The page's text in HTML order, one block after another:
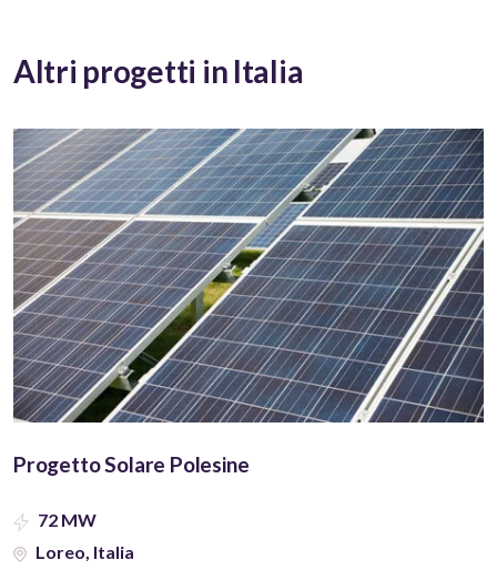
Altri progetti in Italia
Progetto Solare Polesine
72 MW
Loreo, Italia